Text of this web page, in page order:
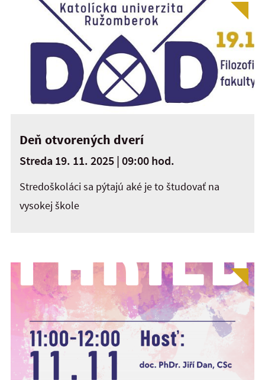
Deň otvorených dverí
Streda 19. 11. 2025 | 09:00 hod.
Stredoškoláci sa pýtajú aké je to študovať na
vysokej škole